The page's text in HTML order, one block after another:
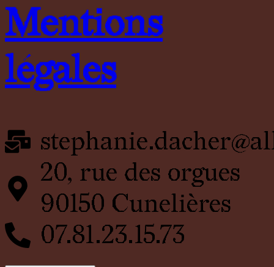
Mentions
légales
20, rue des orgues
90150 Cunelières
07.81.23.15.73